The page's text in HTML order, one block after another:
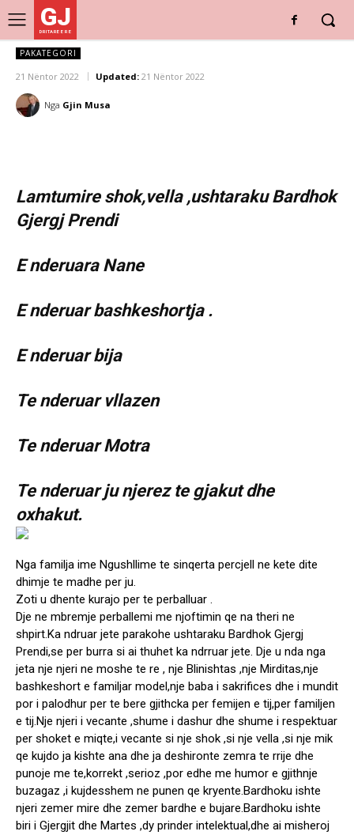
GJ
DRITARE E RE
PAKATEGORI
21 Nëntor 2022 Updated: 21 Nëntor 2022
Nga Gjin Musa
Lamtumire shok,vella ,ushtaraku Bardhok
Gjergj Prendi
E nderuara Nane
E nderuar bashkeshortja .
E nderuar bija
Te nderuar vllazen
Te nderuar Motra
Te nderuar ju njerez te gjakut dhe
oxhakut.
Nga familja ime Ngushllime te sinqerta percjell ne kete dite
dhimje te madhe per ju.
Zoti u dhente kurajo per te perballuar .
Dje ne mbremje perballemi me njoftimin qe na theri ne
shpirt.Ka ndruar jete parakohe ushtaraku Bardhok Gjergj
Prendi,se per burra si ai thuhet ka ndrruar jete. Dje u nda nga
jeta nje njeri ne moshe te re , nje Blinishtas ,nje Mirditas,nje
bashkeshort e familjar model,nje baba i sakrifices dhe i mundit
por i palodhur per te bere gjithcka per femijen e tij,per familjen
e tij.Nje njeri i vecante ,shume i dashur dhe shume i respektuar
per shoket e miqte,i vecante si nje shok ,si nje vella ,si nje mik
qe kujdo ja kishte ana dhe ja deshironte zemra te rrije dhe
punoje me te,korrekt ,serioz ,por edhe me humor e gjithnje
buzagaz ,i kujdesshem ne punen qe kryente.Bardhoku ishte
njeri zemer mire dhe zemer bardhe e bujare.Bardhoku ishte
biri i Gjergjit dhe Martes ,dy prinder intelektual,dhe ai misheroj